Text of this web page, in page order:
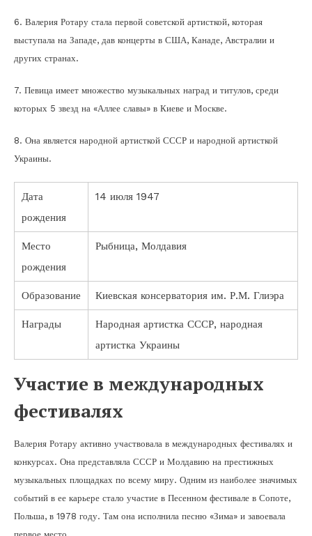
6. Валерия Ротару стала первой советской артисткой, которая
выступала на Западе, дав концерты в США, Канаде, Австралии и
других странах.
7. Певица имеет множество музыкальных наград и титулов, среди
которых 5 звезд на «Аллее славы» в Киеве и Москве.
8. Она является народной артисткой СССР и народной артисткой
Украины.
Дата
рождения
14 июля 1947
Место
рождения
Рыбница, Молдавия
Образование Киевская консерватория им. Р.М. Глиэра
Награды
Народная артистка СССР, народная
артистка Украины
Участие в международных
фестивалях
Валерия Ротару активно участвовала в международных фестивалях и
конкурсах. Она представляла СССР и Молдавию на престижных
музыкальных площадках по всему миру. Одним из наиболее значимых
событий в ее карьере стало участие в Песенном фестивале в Сопоте,
Польша, в 1978 году. Там она исполнила песню «Зима» и завоевала